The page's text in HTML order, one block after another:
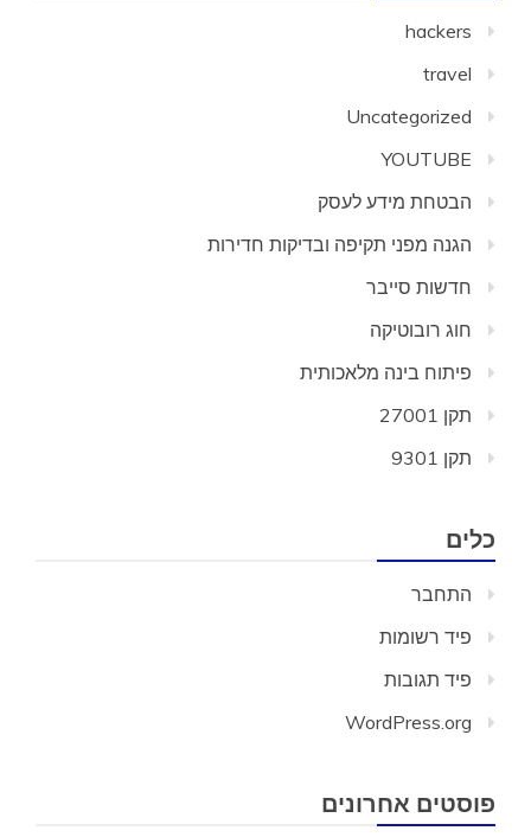
hackers
travel
Uncategorized
YOUTUBE
הבטחת מידע לעסק
הגנה מפני תקיפה ובדיקות חדירות
חדשות סייבר
חוג רובוטיקה
פיתוח בינה מלאכותית
תקן 27001
תקן 9301
כלים
התחבר
פיד רשומות
פיד תגובות
WordPress.org
פוסטים אחרונים